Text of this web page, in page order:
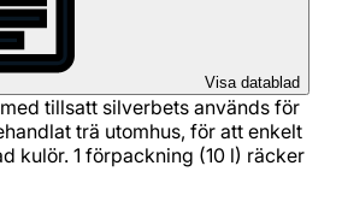
Visa datablad
tillsatt silverbets används för
trä utomhus, för att enkelt
kulör. 1 förpackning (10 l) räcker